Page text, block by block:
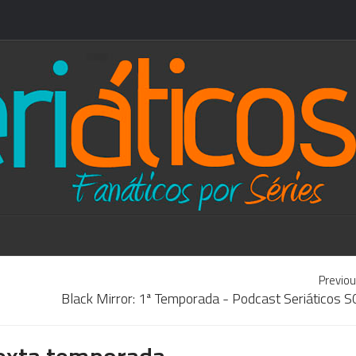
Black Mirror: 1ª Temporada - Podcast Seriáticos